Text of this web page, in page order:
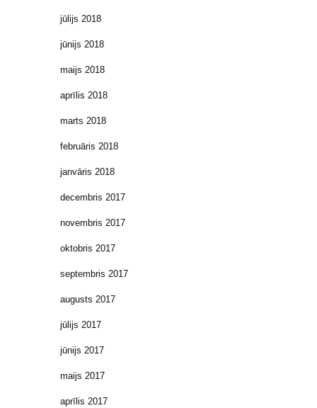
jūlijs 2018
jūnijs 2018
maijs 2018
aprīlis 2018
marts 2018
februāris 2018
janvāris 2018
decembris 2017
novembris 2017
oktobris 2017
septembris 2017
augusts 2017
jūlijs 2017
jūnijs 2017
maijs 2017
aprīlis 2017